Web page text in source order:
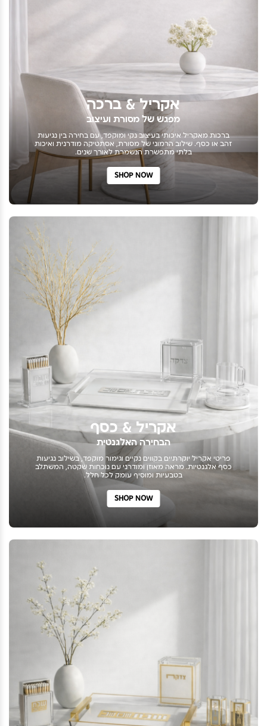
אקריל & ברכה
מפגש של מסורת ועיצוב
ברכות מאקריל איכותי בעיצוב נקי ומוקפד, עם בחירה בין נגיעות
זהב או כסף. שילוב הרמוני של מסורת, אסתטיקה מודרנית ואיכות
בלתי מתפשרת הנשמרת לאורך שנים.
SHOP NOW
אקריל & כסף
הבחירה האלגנטית
פריטי אקריל יוקרתיים בקווים נקיים וגימור מוקפד, בשילוב נגיעות
כסף אלגנטיות. מראה מאוזן ומודרני עם נוכחות שקטה, המשתלב
בטבעיות ומוסיף עומק לכל חלל.
SHOP NOW